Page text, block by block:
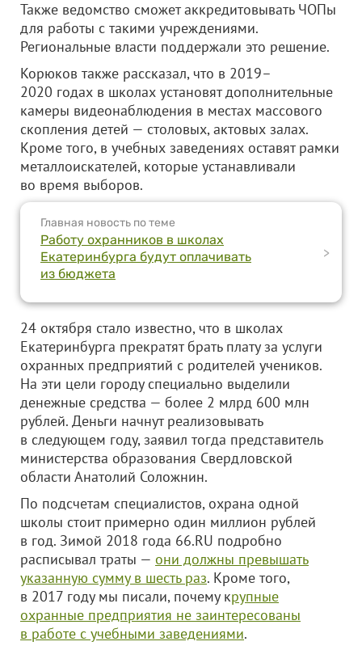
Также ведомство сможет аккредитовывать ЧОПы
для работы с такими учреждениями.
Региональные власти поддержали это решение.
Корюков также рассказал, что в 2019–
2020 годах в школах установят дополнительные
камеры видеонаблюдения в местах массового
скопления детей — столовых, актовых залах.
Кроме того, в учебных заведениях оставят рамки
металлоискателей, которые устанавливали
во время выборов.
Главная новость по теме
Работу охранников в школах
Екатеринбурга будут оплачивать
из бюджета
>
24 октября стало известно, что в школах
Екатеринбурга прекратят брать плату за услуги
охранных предприятий с родителей учеников.
На эти цели городу специально выделили
денежные средства — более 2 млрд 600 млн
рублей. Деньги начнут реализовывать
в следующем году, заявил тогда представитель
министерства образования Свердловской
области Анатолий Соложнин.
По подсчетам специалистов, охрана одной
школы стоит примерно один миллион рублей
в год. Зимой 2018 года 66.RU подробно
расписывал траты — они должны превышать
указанную сумму в шесть раз. Кроме того,
в 2017 году мы писали, почему крупные
охранные предприятия не заинтересованы
в работе с учебными заведениями.